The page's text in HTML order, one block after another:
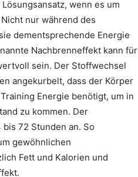
wenn es um
nur während des
dementsprechende Energie
Nachbrenneffekt kann für
sein. Der Stoffwechsel
angekurbelt, dass der Körper
Energie benötigt, um in
zu kommen. Der
72 Stunden an. So
gewöhnlichen
Fett und Kalorien und